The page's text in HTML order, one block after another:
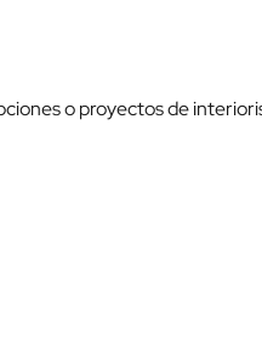
o proyectos de